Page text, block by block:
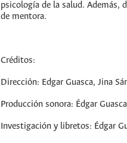
psicología de la salud. Además,
de mentora.
Créditos:
Dirección: Edgar Guasca, Jina
Producción sonora: Édgar Guasca
Investigación y libretos: Édgar